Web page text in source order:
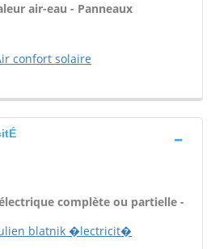
air-eau - Panneaux
confort solaire
complète ou partielle -
blatnik �lectricit�